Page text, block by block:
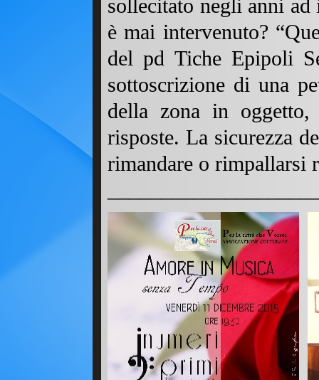
sollecitato negli anni ad
è mai intervenuto?
del pd Tiche Epipoli
sottoscrizione di una
della zona in
risposte. La sicurezza
rimandare o rimpallarsi